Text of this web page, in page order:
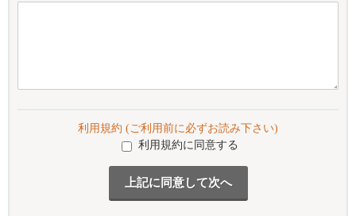
利用規約 (ご利用前に必ずお読み下さい)
利用規約に同意する